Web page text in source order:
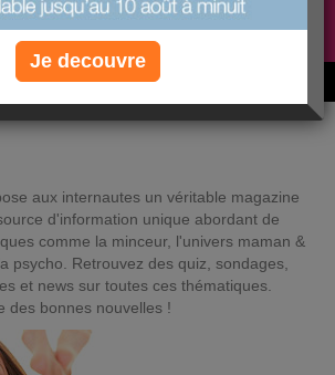
je préfère le régime gratuit
ont maigri et réappris à manger avec nous
aux internautes un véritable magazine
d'information unique abordant de
comme la minceur, l'univers maman &
psycho. Retrouvez des quiz, sondages,
et news sur toutes ces thématiques.
des bonnes nouvelles !
Je decouvre